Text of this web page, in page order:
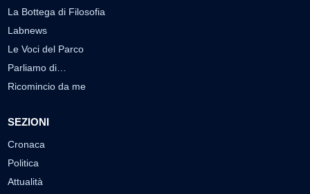
La Bottega di Filosofia
Labnews
Le Voci del Parco
Parliamo di…
Ricomincio da me
SEZIONI
Cronaca
Politica
Attualità